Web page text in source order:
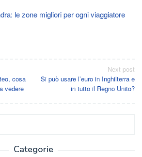
le zone migliori per ogni viaggiatore
cosa
vedere
Next post
Si può usare l’euro in Inghilterra e
in tutto il Regno Unito?
Categorie